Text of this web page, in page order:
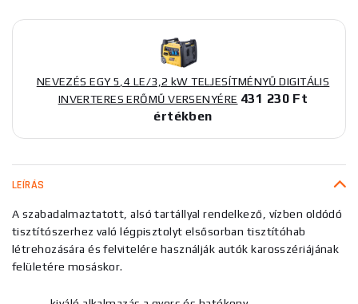
NEVEZÉS EGY 5,4 LE/3,2 kW TELJESÍTMÉNYŰ DIGITÁLIS
INVERTERES ERŐMŰ VERSENYÉRE 431 230 Ft
értékben
LEÍRÁS
A szabadalmaztatott, alsó tartállyal rendelkező, vízben oldódó
tisztítószerhez való légpisztolyt elsősorban tisztítóhab
létrehozására és felvitelére használják autók karosszériájának
felületére mosáskor.